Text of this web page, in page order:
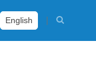
English